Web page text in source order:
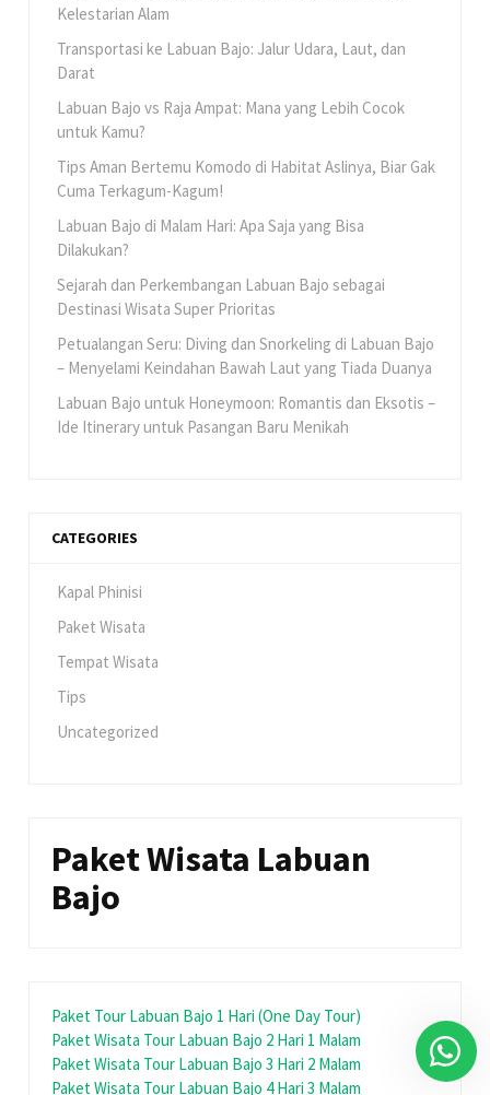
Kelestarian Alam
Transportasi ke Labuan Bajo: Jalur Udara, Laut, dan
Darat
Labuan Bajo vs Raja Ampat: Mana yang Lebih Cocok
untuk Kamu?
Tips Aman Bertemu Komodo di Habitat Aslinya, Biar Gak
Cuma Terkagum-Kagum!
Labuan Bajo di Malam Hari: Apa Saja yang Bisa
Dilakukan?
Sejarah dan Perkembangan Labuan Bajo sebagai
Destinasi Wisata Super Prioritas
Petualangan Seru: Diving dan Snorkeling di Labuan Bajo
– Menyelami Keindahan Bawah Laut yang Tiada Duanya
Labuan Bajo untuk Honeymoon: Romantis dan Eksotis –
Ide Itinerary untuk Pasangan Baru Menikah
CATEGORIES
Kapal Phinisi
Paket Wisata
Tempat Wisata
Tips
Uncategorized
Paket Wisata Labuan
Bajo
Paket Tour Labuan Bajo 1 Hari (One Day Tour)
Paket Wisata Tour Labuan Bajo 2 Hari 1 Malam
Paket Wisata Tour Labuan Bajo 3 Hari 2 Malam
Paket Wisata Tour Labuan Bajo 4 Hari 3 Malam